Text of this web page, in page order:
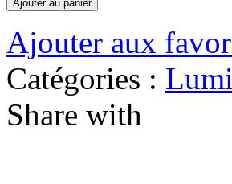
Ajouter au panier
Ajouter aux
Catégories :
Share with